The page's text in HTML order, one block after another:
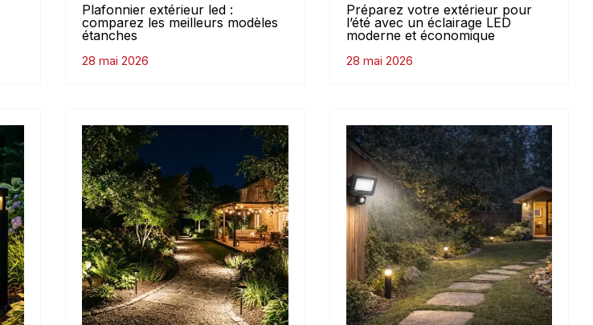
Plafonnier extérieur led :
comparez les meilleurs modèles
étanches
28 mai 2026
Préparez votre extérieur pour
l’été avec un éclairage LED
moderne et économique
28 mai 2026